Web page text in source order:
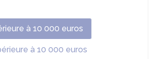
à 10 000 euros
à 10 000 euros